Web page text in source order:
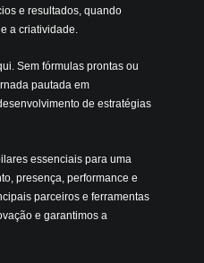
e resultados, quando
a criatividade.
Sem fórmulas prontas ou
pautada em
de estratégias
essenciais para uma
presença, performance e
parceiros e ferramentas
e garantimos a